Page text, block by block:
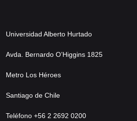
Universidad Alberto Hurtado
Avda. Bernardo O’Higgins 1825
Metro Los Héroes
Santiago de Chile
Teléfono +56 2 2692 0200